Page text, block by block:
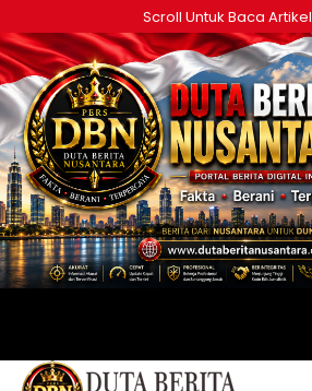
ke
konten
Scroll Untuk Baca Artikel